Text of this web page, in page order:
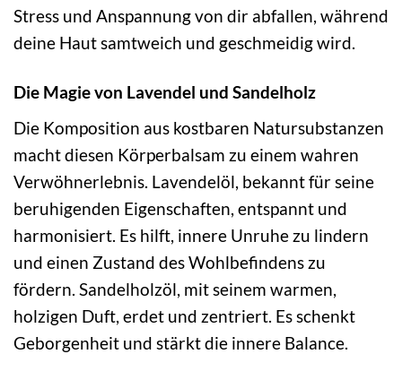
Stress und Anspannung von dir abfallen, während
deine Haut samtweich und geschmeidig wird.
Die Magie von Lavendel und Sandelholz
Die Komposition aus kostbaren Natursubstanzen
macht diesen Körperbalsam zu einem wahren
Verwöhnerlebnis. Lavendelöl, bekannt für seine
beruhigenden Eigenschaften, entspannt und
harmonisiert. Es hilft, innere Unruhe zu lindern
und einen Zustand des Wohlbefindens zu
fördern. Sandelholzöl, mit seinem warmen,
holzigen Duft, erdet und zentriert. Es schenkt
Geborgenheit und stärkt die innere Balance.